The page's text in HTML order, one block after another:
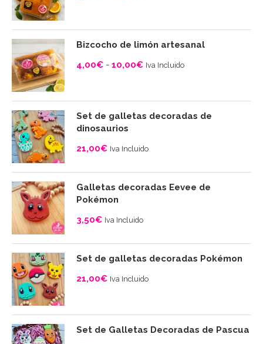
Rango
de
precios:
desde
4,00€
hasta
Bizcocho de limón artesanal
4,00€ - 10,00€
Rango
de
precios:
desde
4,00€
hasta
Iva Incluido
Set de galletas decoradas de
dinosaurios
21,00€ Iva Incluido
Galletas decoradas Eevee de
Pokémon
3,50€ Iva Incluido
Set de galletas decoradas Pokémon
21,00€ Iva Incluido
Set de Galletas Decoradas de Pascua